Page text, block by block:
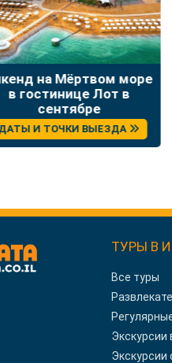
на Мёртвом море
в гостинице Лот в
сентябре
И ТОЧКИ ВЫЕЗДА
ТУРЫ В
Все туры
Экскурсии
Экскурсии